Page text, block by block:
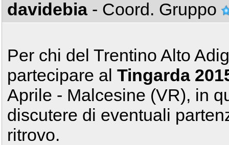
davidebia - Coord. Gruppo
Per chi del Trentino Alto
partecipare al Tingarda
Aprile - Malcesine (VR), in
discutere di eventuali
ritrovo.